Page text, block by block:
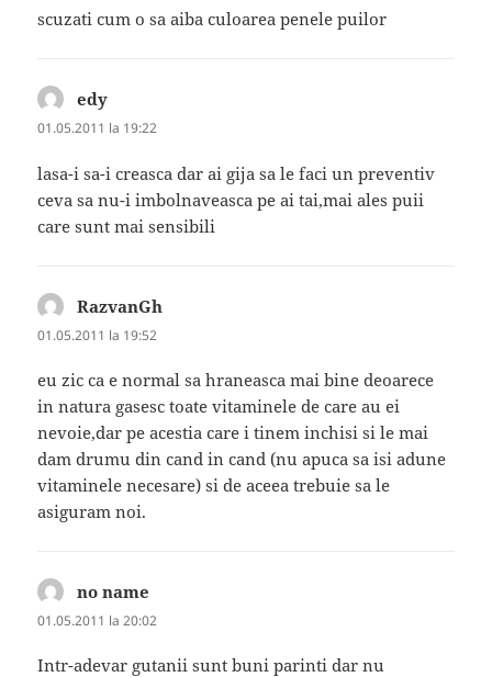
scuzati cum o sa aiba culoarea penele puilor
edy
01.05.2011 la 19:22
lasa-i sa-i creasca dar ai gija sa le faci un preventiv
ceva sa nu-i imbolnaveasca pe ai tai,mai ales puii
care sunt mai sensibili
RazvanGh
01.05.2011 la 19:52
eu zic ca e normal sa hraneasca mai bine deoarece
in natura gasesc toate vitaminele de care au ei
nevoie,dar pe acestia care i tinem inchisi si le mai
dam drumu din cand in cand (nu apuca sa isi adune
vitaminele necesare) si de aceea trebuie sa le
asiguram noi.
no name
01.05.2011 la 20:02
Intr-adevar gutanii sunt buni parinti dar nu